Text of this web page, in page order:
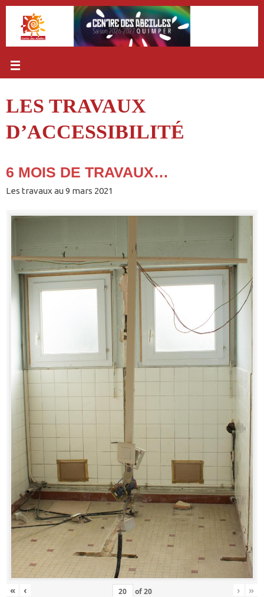
Passer
contenu
LES TRAVAUX
D’ACCESSIBILITÉ
6 MOIS DE TRAVAUX…
Les travaux au 9 mars 2021
« ‹ of20 › »